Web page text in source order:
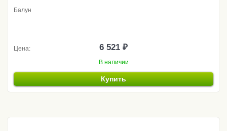
Балун
Цена: 6 521 ₽
В наличии
Купить